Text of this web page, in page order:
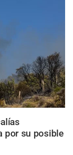
por su posible